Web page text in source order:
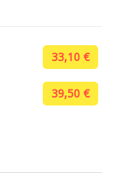
33,10 €
39,50 €